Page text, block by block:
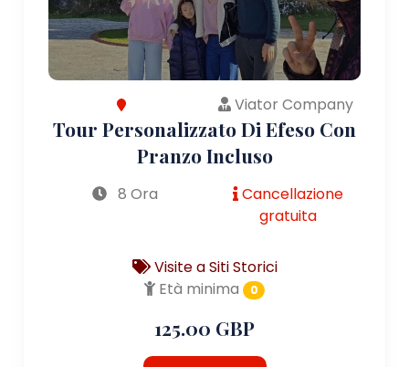
Viator Company
Tour Personalizzato Di Efeso Con
Pranzo Incluso
8 Ora
Cancellazione
gratuita
Visite a Siti Storici
Età minima
0
125.00 GBP